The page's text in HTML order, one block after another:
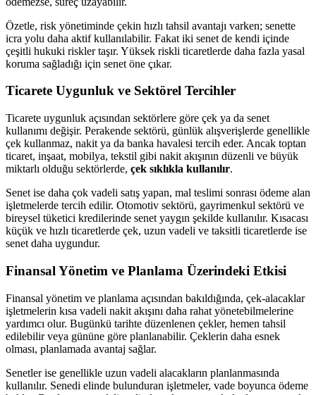
Özetle, risk yönetiminde çekin hızlı tahsil avantajı varken; senette
icra yolu daha aktif kullanılabilir. Fakat iki senet de kendi içinde
çeşitli hukuki riskler taşır. Yüksek riskli ticaretlerde daha fazla yasal
koruma sağladığı için senet öne çıkar.
Ticarete Uygunluk ve Sektörel Tercihler
Ticarete uygunluk açısından sektörlere göre çek ya da senet
kullanımı değişir. Perakende sektörü, günlük alışverişlerde genellikle
çek kullanmaz, nakit ya da banka havalesi tercih eder. Ancak toptan
ticaret, inşaat, mobilya, tekstil gibi nakit akışının düzenli ve büyük
miktarlı olduğu sektörlerde, çek sıklıkla kullanılır.
Senet ise daha çok vadeli satış yapan, mal teslimi sonrası ödeme alan
işletmelerde tercih edilir. Otomotiv sektörü, gayrimenkul sektörü ve
bireysel tüketici kredilerinde senet yaygın şekilde kullanılır. Kısacası
küçük ve hızlı ticaretlerde çek, uzun vadeli ve taksitli ticaretlerde ise
senet daha uygundur.
Finansal Yönetim ve Planlama Üzerindeki Etkisi
Finansal yönetim ve planlama açısından bakıldığında, çek-alacaklar
işletmelerin kısa vadeli nakit akışını daha rahat yönetebilmelerine
yardımcı olur. Bugünkü tarihte düzenlenen çekler, hemen tahsil
edilebilir veya gününe göre planlanabilir. Çeklerin daha esnek
olması, planlamada avantaj sağlar.
Senetler ise genellikle uzun vadeli alacakların planlanmasında
kullanılır. Senedi elinde bulunduran işletmeler, vade boyunca ödeme